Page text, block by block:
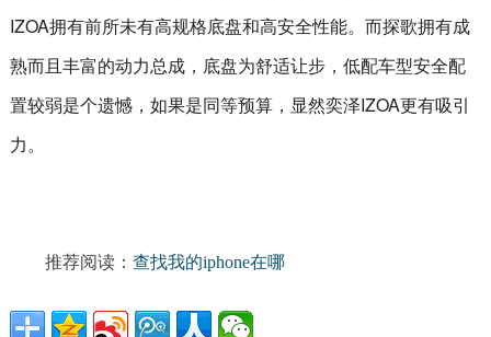
IZOA拥有前所未有高规格底盘和高安全性能。而探歌拥有成
熟而且丰富的动力总成，底盘为舒适让步，低配车型安全配
置较弱是个遗憾，如果是同等预算，显然奕泽IZOA更有吸引
力。
推荐阅读： 查找我的iphone在哪